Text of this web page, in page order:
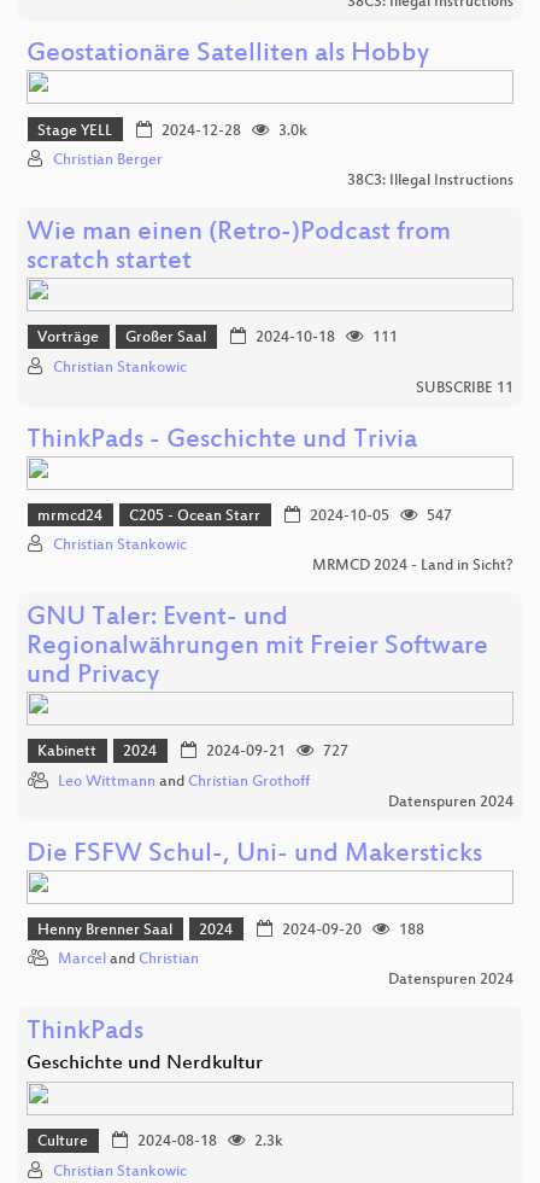
Geostationäre Satelliten als Hobby
Stage YELL 2024-12-28
3.0k
Christian Berger
38C3: Illegal Instructions
Wie man einen (Retro-)Podcast from
scratch startet
Vorträge Großer Saal 2024-10-18
111
Christian Stankowic
SUBSCRIBE 11
ThinkPads - Geschichte und Trivia
mrmcd24 C205 - Ocean Starr 2024-10-05
547
Christian Stankowic
MRMCD 2024 - Land in Sicht?
GNU Taler: Event- und
Regionalwährungen mit Freier Software
und Privacy
Kabinett 2024 2024-09-21
727
Leo Wittmann and Christian Grothoff
Datenspuren 2024
Die FSFW Schul-, Uni- und Makersticks
Henny Brenner Saal 2024 2024-09-20
188
Marcel and Christian
Datenspuren 2024
ThinkPads
Geschichte und Nerdkultur
Culture 2024-08-18
2.3k
Christian Stankowic